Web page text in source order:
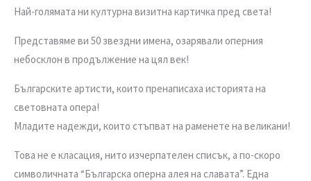
Най-голямата ни културна визитна картичка пред света!
Представяме ви 50 звездни имена, озарявали оперния
небосклон в продължение на цял век!
Българските артисти, които пренаписаха историята на
световната опера!
Младите надежди, които стъпват на раменете на великани!
Това не е класация, нито изчерпателен списък, а по-скоро
символичната “Българска оперна алея на славата”. Една